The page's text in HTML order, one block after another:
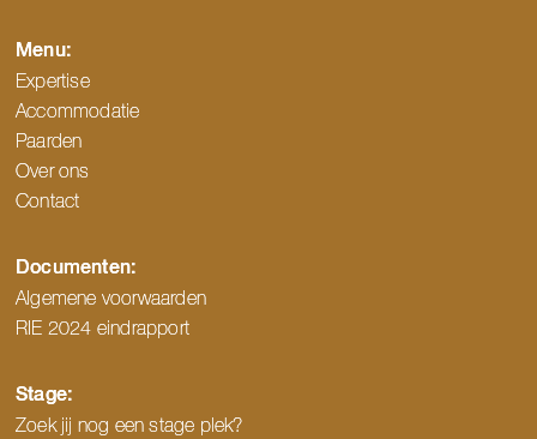
Menu:
Expertise
Accommodatie
Paarden
Over ons
Contact
Documenten:
Algemene voorwaarden
RIE 2024 eindrapport
Stage:
Zoek jij nog een stage plek?